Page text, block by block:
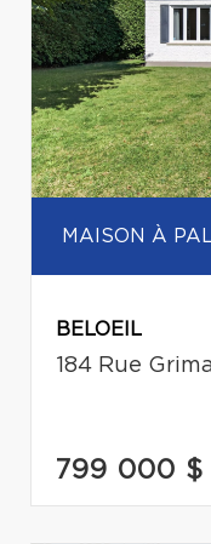
MAISON À
BELOEIL
184 Rue
799 000 $